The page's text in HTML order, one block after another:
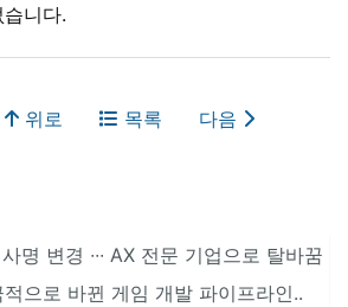
니다.
위로 목록 다음
명 변경 ∙∙∙ AX 전문 기업으로 탈바꿈
으로 바뀐 게임 개발 파이프라인..